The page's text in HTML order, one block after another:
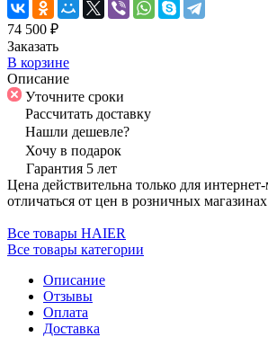
74 500 ₽
Заказать
В корзине
Описание
Уточните сроки
Рассчитать доставку
Нашли дешевле?
Хочу в подарок
Гарантия 5 лет
Цена действительна только для
отличаться от цен в розничных магазинах
Все товары HAIER
Все товары категории
Описание
Отзывы
Оплата
Доставка